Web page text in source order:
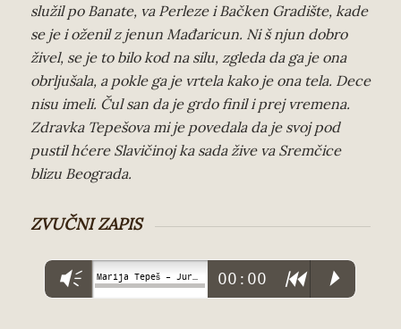
služil po Banate, va Perleze i Bačken Gradište, kade
se je i oženil z jenun Mađaricun. Ni š njun dobro
živel, se je to bilo kod na silu, zgleda da ga je ona
obrljušala, a pokle ga je vrtela kako je ona tela. Dece
nisu imeli. Čul san da je grdo finil i prej vremena.
Zdravka Tepešova mi je povedala da je svoj pod
pustil hćere Slavičinoj ka sada žive va Sremčice
blizu Beograda.
ZVUČNI ZAPIS
Vm 00:00 R P